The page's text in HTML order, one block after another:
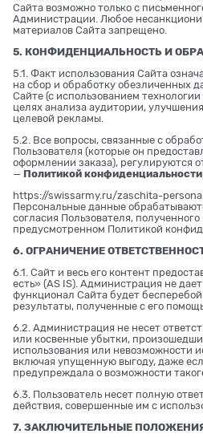
Сайта возможно только с
Администрации. Любое
материалов Сайта запрещено.
5. КОНФИДЕНЦИАЛЬНОСТЬ И
5.1. Факт использования Сайта
на сбор и обработку обезличенных
Сайте (с использованием
целях анализа аудитории,
целевой рекламы.
5.2. Все вопросы, связанные с
Пользователя (которые он
оформлении заказа), регулируются
— Политикой конфиденциальности
https://swissarmy.ru/zaschita-
Персональные данные
согласия Пользователя, полученного
предусмотренном Политикой
6. ОГРАНИЧЕНИЕ
6.1. Сайт и весь его контент
есть» (AS IS). Администрация не
функционал Сайта будет
результаты, полученные с его
6.2. Администрация не несет
или косвенные убытки,
использования или невозможности
включая упущенную выгоду, даже
предупреждала о возможности
6.3. Пользователь несет полную
действия, совершенные им с
7. ЗАКЛЮЧИТЕЛЬНЫЕ